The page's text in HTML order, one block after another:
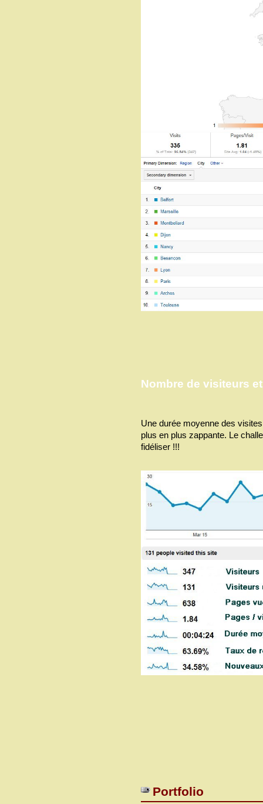
Nombre de visiteurs
Une durée moyenne des
plus en plus zappante. Le
fidéliser !!!
Portfolio